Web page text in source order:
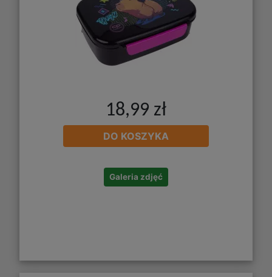
18,99 zł
DO KOSZYKA
Galeria zdjęć